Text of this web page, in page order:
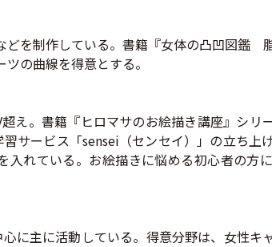
を制作している。書籍『女体の凸凹図鑑
の曲線を得意とする。
え。書籍『ヒロマサのお絵描き講座』シリ
サービス「sensei（センセイ）」の立ち上
れている。お絵描きに悩める初心者の方
に主に活動している。得意分野は、女性キ